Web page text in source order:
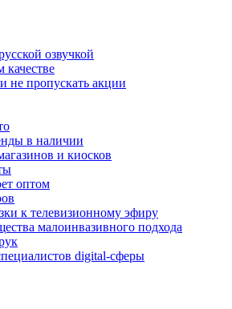
озвучкой
не пропускать акции
в наличии
и киосков
оптом
к телевизионному эфиру
малоинвазивного подхода
digital-сферы